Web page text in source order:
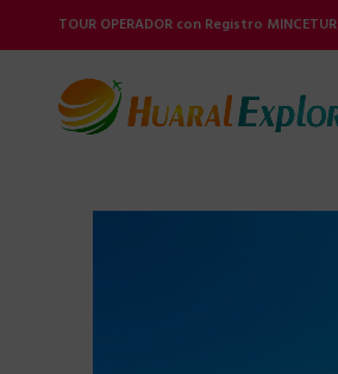
TOUR OPERADOR con Registro MINCETUR